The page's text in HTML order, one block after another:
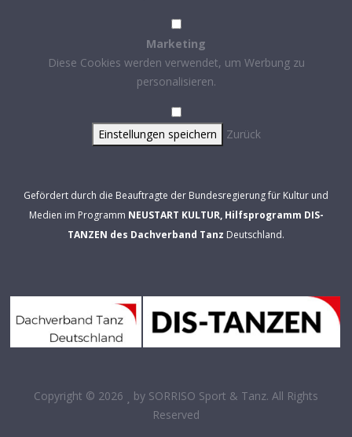
Marketing
Diese Cookies werden verwendet, um Werbung zu
personalisieren.
Einstellungen speichern Zurück
Gefördert durch die Beauftragte der Bundesregierung für Kultur und
Medien im Programm NEUSTART KULTUR, Hilfsprogramm DIS-
TANZEN des Dachverband Tanz Deutschland.
Copyright © 2026 by SORRISO Sport & Tanz. All Rights
Reserved